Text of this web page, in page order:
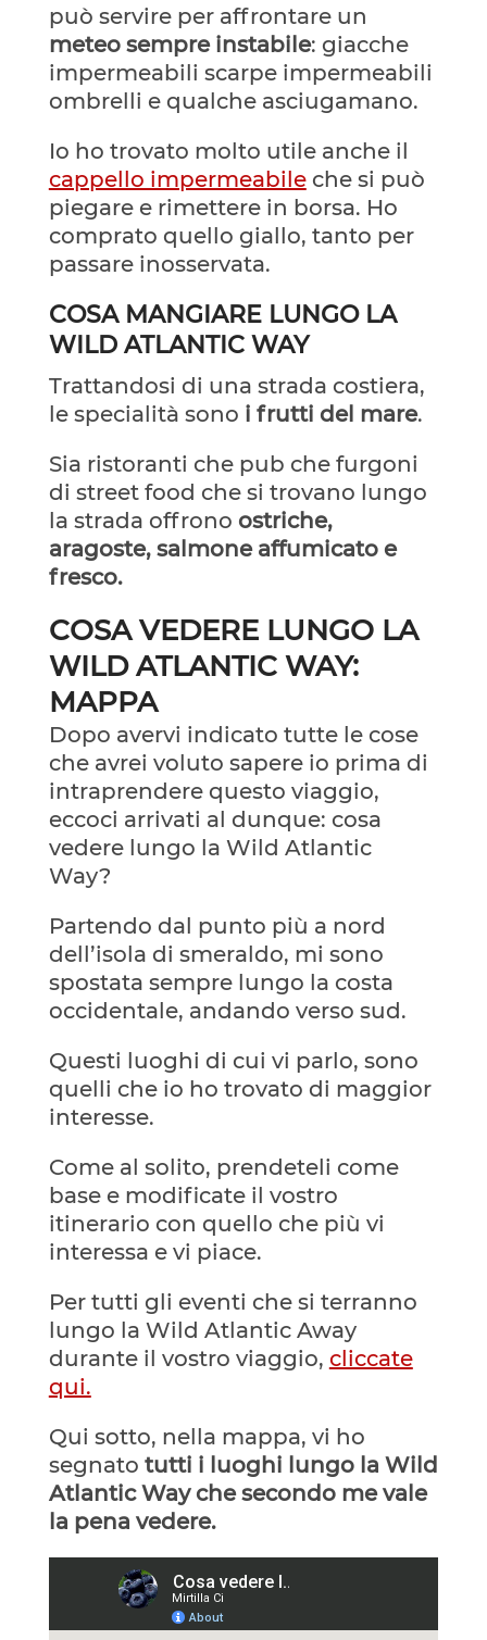
può servire per affrontare un
meteo sempre instabile: giacche
impermeabili scarpe impermeabili
ombrelli e qualche asciugamano.
Io ho trovato molto utile anche il
cappello impermeabileche si può
piegare e rimettere in borsa. Ho
comprato quello giallo, tanto per
passare inosservata.
COSA MANGIARE LUNGO LA
WILD ATLANTIC WAY
Trattandosi di una strada costiera,
le specialità sono i frutti del mare.
Sia ristoranti che pub che furgoni
di street food che si trovano lungo
la strada offrono ostriche,
aragoste, salmone affumicato e
fresco.
COSA VEDERE LUNGO LA
WILD ATLANTIC WAY:
MAPPA
Dopo avervi indicato tutte le cose
che avrei voluto sapere io prima di
intraprendere questo viaggio,
eccoci arrivati al dunque: cosa
vedere lungo la Wild Atlantic
Way?
Partendo dal punto più a nord
dell’isola di smeraldo, mi sono
spostata sempre lungo la costa
occidentale, andando verso sud.
Questi luoghi di cui vi parlo, sono
quelli che io ho trovato di maggior
interesse.
Come al solito, prendeteli come
base e modificate il vostro
itinerario con quello che più vi
interessa e vi piace.
Per tutti gli eventi che si terranno
lungo la Wild Atlantic Away
durante il vostro viaggio, cliccate
qui.
Qui sotto, nella mappa, vi ho
segnato tutti i luoghi lungo la Wild
Atlantic Way che secondo me vale
la pena vedere.